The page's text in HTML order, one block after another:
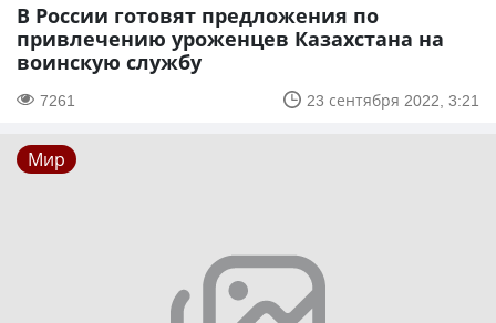
В России готовят предложения по
привлечению уроженцев Казахстана на
воинскую службу
7261 23 сентября 2022, 3:21
Мир